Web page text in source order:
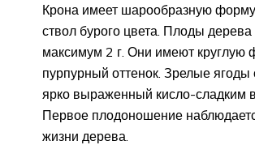
Крона имеет шарообразную
ствол бурого цвета. Плоды дерева
максимум 2 г. Они имеют круглую
пурпурный оттенок. Зрелые ягоды
ярко выраженный кисло-сладким
Первое плодоношение
жизни дерева.